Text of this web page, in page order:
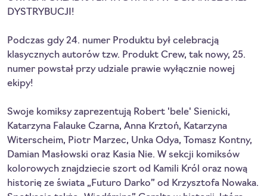
DYSTRYBUCJI!
Podczas gdy 24. numer Produktu był celebracją
klasycznych autorów tzw. Produkt Crew, tak nowy, 25.
numer powstał przy udziale prawie wyłącznie nowej
ekipy!
Swoje komiksy zaprezentują Robert 'bele' Sienicki,
Katarzyna Falauke Czarna, Anna Krztoń, Katarzyna
Witerscheim, Piotr Marzec, Unka Odya, Tomasz Kontny,
Damian Masłowski oraz Kasia Nie. W sekcji komiksów
kolorowych znajdziecie szort od Kamili Król oraz nową
historię ze świata „Futuro Darko” od Krzysztofa Nowaka.